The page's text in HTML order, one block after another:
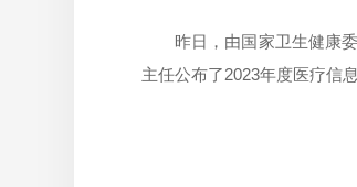
昨日，由国家卫生健康
主任公布了2023年度医疗信